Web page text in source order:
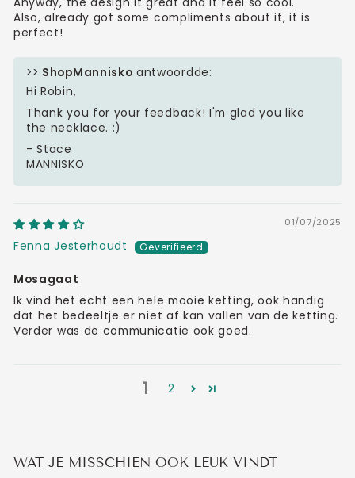
Also, already got some compliments about it, it is
perfect!
>> ShopMannisko antwoordde:
Hi Robin,
Thank you for your feedback! I'm glad you like
the necklace. :)
- Stace
MANNISKO
01/07/2025
Fenna Jesterhoudt
Mosagaat
Ik vind het echt een hele mooie ketting, ook handig
dat het bedeeltje er niet af kan vallen van de ketting.
Verder was de communicatie ook goed.
1 2
WAT JE MISSCHIEN OOK LEUK VINDT